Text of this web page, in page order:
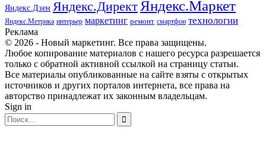
Яндекс.Дзен Яндекс.ДиректЯндекс.Маркет
Яндекс.Метрика интерьер маркетинг ремонт смартфон технологии
Реклама
© 2026 - Новый маркетинг. Все права защищены.
Любое копирование материалов с нашего ресурса разрешается
только с обратной активной ссылкой на страницу статьи.
Все материалы опубликованные на сайте взяты с открытых
источников и других порталов интернета, все права на
авторство принадлежат их законным владельцам.
Sign in